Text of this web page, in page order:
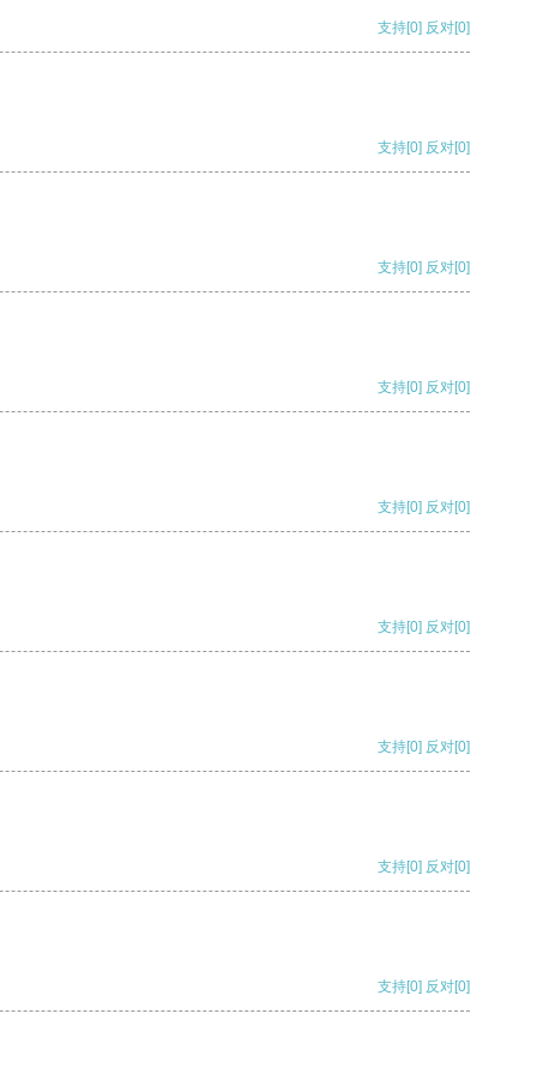
支持[0] 反对[0]
支持[0] 反对[0]
支持[0] 反对[0]
支持[0] 反对[0]
支持[0] 反对[0]
支持[0] 反对[0]
支持[0] 反对[0]
支持[0] 反对[0]
支持[0] 反对[0]